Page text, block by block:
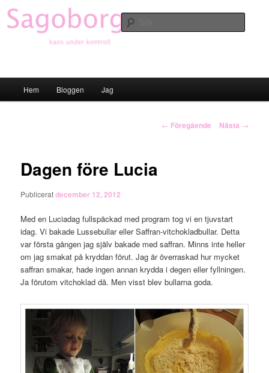
Hoppa
till
primärt
Hem Bloggen Jag
Inläggsnavigering
← Föregående Nästa →
Dagen före Lucia
Publiceratdecember 12, 2012
Med en Luciadag fullspäckad med program tog vi en tjuvstart
idag. Vi bakade Lussebullar eller Saffran-vitchokladbullar. Detta
var första gången jag själv bakade med saffran. Minns inte heller
om jag smakat på kryddan förut. Jag är överraskad hur mycket
saffran smakar, hade ingen annan krydda i degen eller fyllningen.
Ja förutom vitchoklad då. Men visst blev bullarna goda.